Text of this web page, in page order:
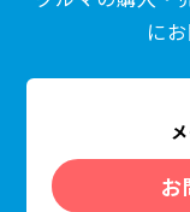
に
お